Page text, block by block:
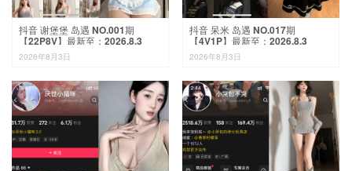
抖音 谢堡堡 岛遇 NO.001期
【22P8V】最新至：2026.8.3
2026年8月3日
抖音 呆米 岛遇 NO.017期
【4V1P】最新至：2026.8.3
2026年8月3日